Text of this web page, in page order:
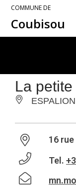
COMMUNE DE
Coubisou
La
ESPALION
16
Tel.